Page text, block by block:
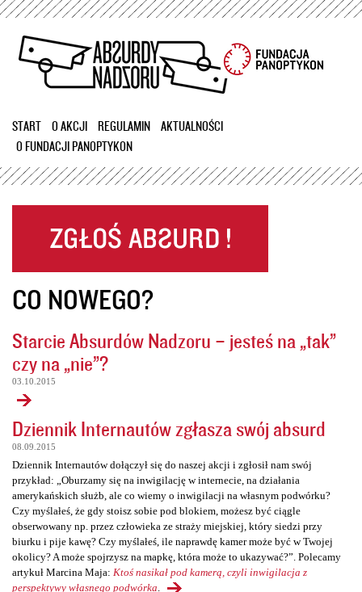
Przejdź
treści
START O AKCJI REGULAMIN
AKTUALNOŚCI
O FUNDACJI PANOPTYKON
CO NOWEGO?
Starcie Absurdów Nadzoru – jesteś na „tak”
czy na „nie”?
03.10.2015
Dziennik Internautów zgłasza swój absurd
08.09.2015
Dziennik Internautów dołączył się do naszej akcji i zgłosił nam swój
przykład: „Oburzamy się na inwigilację w internecie, na działania
amerykańskich służb, ale co wiemy o inwigilacji na własnym podwórku?
Czy myślałeś, że gdy stoisz sobie pod blokiem, możesz być ciągle
obserwowany np. przez człowieka ze straży miejskiej, który siedzi przy
biurku i pije kawę? Czy myślałeś, ile naprawdę kamer może być w Twojej
okolicy? A może spojrzysz na mapkę, która może to ukazywać?”. Polecamy
artykuł Marcina Maja: Ktoś nasikał pod kamerą, czyli inwigilacja z
perspektywy własnego podwórka